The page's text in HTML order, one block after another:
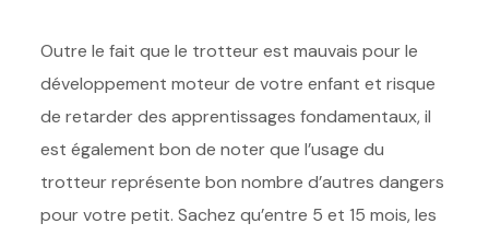
Outre le fait que le trotteur est mauvais pour le
développement moteur de votre enfant et risque
de retarder des apprentissages fondamentaux, il
est également bon de noter que l’usage du
trotteur représente bon nombre d’autres dangers
pour votre petit. Sachez qu’entre 5 et 15 mois, les